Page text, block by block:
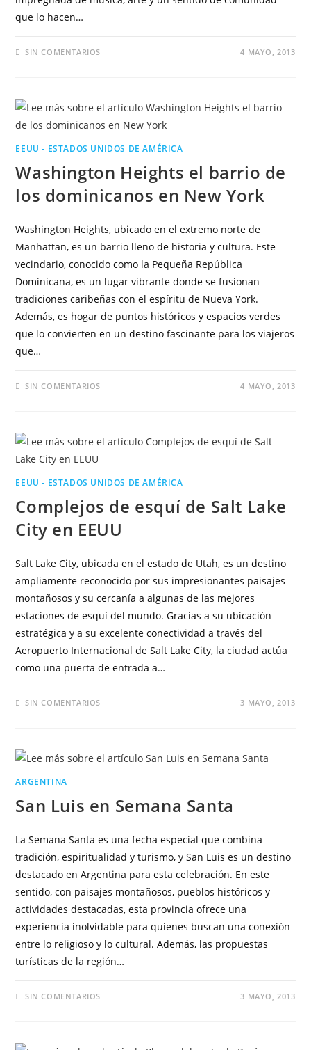
que lo hacen…
SIN COMENTARIOS 4 MAYO, 2013
EEUU - ESTADOS UNIDOS DE AMÉRICA
Washington Heights el barrio de
los dominicanos en New York
Washington Heights, ubicado en el extremo norte de
Manhattan, es un barrio lleno de historia y cultura. Este
vecindario, conocido como la Pequeña República
Dominicana, es un lugar vibrante donde se fusionan
tradiciones caribeñas con el espíritu de Nueva York.
Además, es hogar de puntos históricos y espacios verdes
que lo convierten en un destino fascinante para los viajeros
que…
SIN COMENTARIOS 4 MAYO, 2013
EEUU - ESTADOS UNIDOS DE AMÉRICA
Complejos de esquí de Salt Lake
City en EEUU
Salt Lake City, ubicada en el estado de Utah, es un destino
ampliamente reconocido por sus impresionantes paisajes
montañosos y su cercanía a algunas de las mejores
estaciones de esquí del mundo. Gracias a su ubicación
estratégica y a su excelente conectividad a través del
Aeropuerto Internacional de Salt Lake City, la ciudad actúa
como una puerta de entrada a…
SIN COMENTARIOS 3 MAYO, 2013
ARGENTINA
San Luis en Semana Santa
La Semana Santa es una fecha especial que combina
tradición, espiritualidad y turismo, y San Luis es un destino
destacado en Argentina para esta celebración. En este
sentido, con paisajes montañosos, pueblos históricos y
actividades destacadas, esta provincia ofrece una
experiencia inolvidable para quienes buscan una conexión
entre lo religioso y lo cultural. Además, las propuestas
turísticas de la región…
SIN COMENTARIOS 3 MAYO, 2013